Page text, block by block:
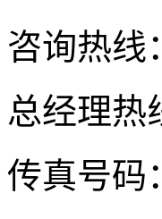
咨询热线
总经理热
传真号码